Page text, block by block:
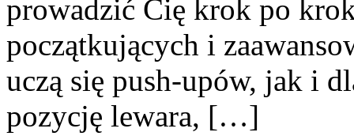
prowadzić Cię krok po
początkujących i
uczą się push-upów, jak i
pozycję lewara, […]